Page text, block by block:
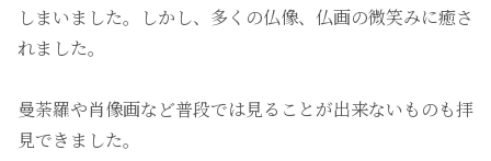
しまいました。しかし、多くの仏像、仏画の微笑みに癒さ
れました。
曼荼羅や肖像画など普段では見ることが出来ないものも拝
見できました。